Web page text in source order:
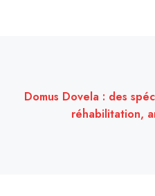
Domus Dovela : des
réhabilitation,